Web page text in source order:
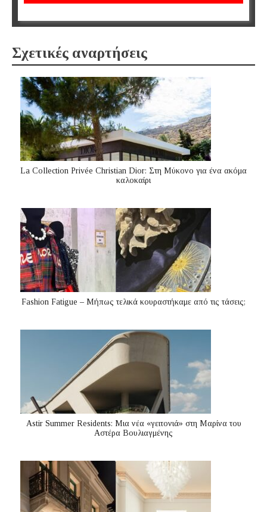
Σχετικές αναρτήσεις
La Collection Privée Christian Dior: Στη Μύκονο για ένα ακόμα
καλοκαίρι
Fashion Fatigue – Μήπως τελικά κουραστήκαμε από τις τάσεις;
Astir Summer Residents: Μια νέα «γειτονιά» στη Μαρίνα του
Αστέρα Βουλιαγμένης